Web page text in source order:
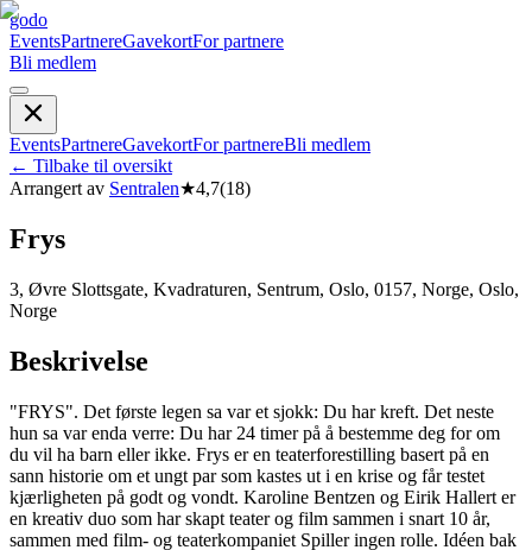
godo
EventsPartnereGavekortFor partnere
Bli medlem
EventsPartnereGavekortFor partnereBli medlem
← Tilbake til oversikt
Arrangert av Sentralen★4,7(18)
Frys
3, Øvre Slottsgate, Kvadraturen, Sentrum, Oslo, 0157, Norge, Oslo,
Norge
Beskrivelse
"FRYS". Det første legen sa var et sjokk: Du har kreft. Det neste
hun sa var enda verre: Du har 24 timer på å bestemme deg for om
du vil ha barn eller ikke. Frys er en teaterforestilling basert på en
sann historie om et ungt par som kastes ut i en krise og får testet
kjærligheten på godt og vondt. Karoline Bentzen og Eirik Hallert er
en kreativ duo som har skapt teater og film sammen i snart 10 år,
sammen med film- og teaterkompaniet Spiller ingen rolle. Idéen bak